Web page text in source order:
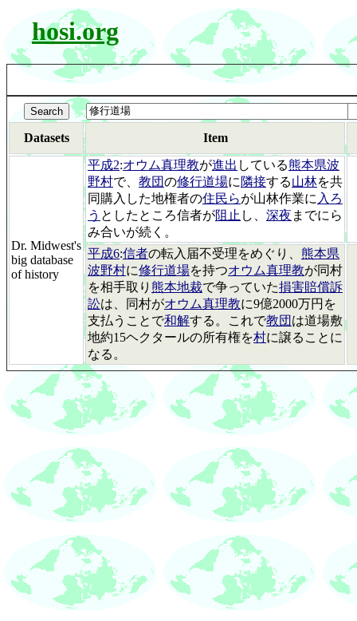
hosi.org
Datasets Item
Dr. Midwest's
big database
of history
平成2:オウム真理教が進出 している熊本県波
野村で、 教団の修行道場に 隣接する山林を共
同購入した地権者の住民らが山林作業に 入ろ
う としたところ信者が阻止 し、 深夜 までにら
み合いが続く。
平成6:信者の転入届不受理をめぐり、 熊本県
波野村に修行道場を持つオウム真理教が同村
を相手取り 熊本地裁で争っていた損害賠償訴
訟は、同村がオウム真理教に9億2000万円を
支払うことで和解する。これで教団 は道場敷
地約15ヘクタールの所有権を村に譲ることに
なる。